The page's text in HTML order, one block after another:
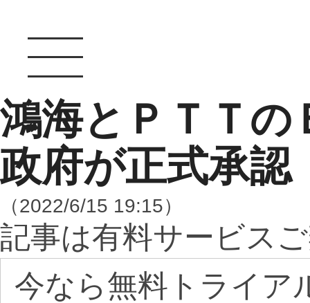
鴻海とＰＴＴの
政府が正式承認
（2022/6/15 19:15）
記事は有料サービス
今なら無料トライア